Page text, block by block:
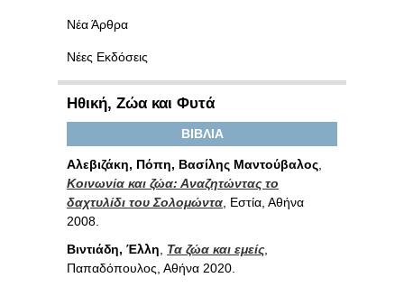
Νέα Άρθρα
Νέες Εκδόσεις
Ηθική, Ζώα και Φυτά
ΒΙΒΛΙΑ
Αλεβιζάκη, Πόπη, Βασίλης Μαντούβαλος
Κοινωνία και ζώα: Αναζητώντας το
δαχτυλίδι του Σολομώντα , Εστία, Αθήνα
2008.
Βιντιάδη, Έλλη
Τα ζώα και εμείς
Παπαδόπουλος, Αθήνα 2020.